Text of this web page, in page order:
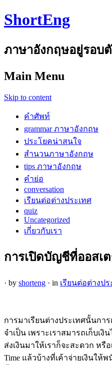
ShortEng
ภาษาอังกฤษอยู่รอบตั
Main Menu
Skip to content
คำศัพท์
grammar ภาษาอังกฤษ
ประโยคน่าสนใจ
สำนวนภาษาอังกฤษ
tips ภาษาอังกฤษ
คำย่อ
conversation
เรียนต่อต่างประเทศ
quiz
Uncategorized
เกี่ยวกับเรา
การเปิดบัญชีที่ออสเต
· by shorteng · in เรียนต่อต่างปร
การมาเรียนต่างประเทศนั้นกา
จำเป็น เพราะเราสมารถเก็บเ
ส่งเงินมาให้เราก็จะสะดวก หรื
Time แล้วบ้างที่เค้าจ่ายเงินให้